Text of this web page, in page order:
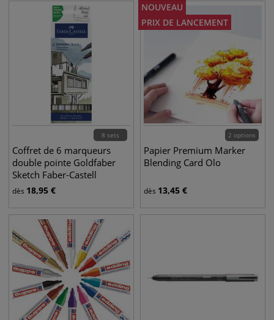
8 sets
Coffret de 6 marqueurs
double pointe Goldfaber
Sketch Faber-Castell
dès 18,95 €
NOUVEAU
PRIX DE LANCEMENT
2 options
Papier Premium Marker
Blending Card Olo
dès 13,45 €